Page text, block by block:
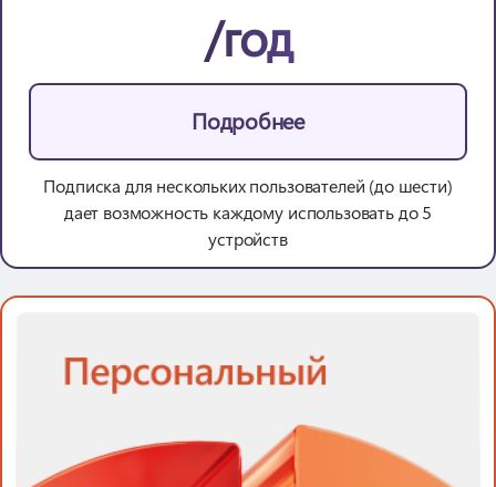
/год
Подробнее
Подписка для нескольких пользователей (до шести)
дает возможность каждому использовать до 5
устройств